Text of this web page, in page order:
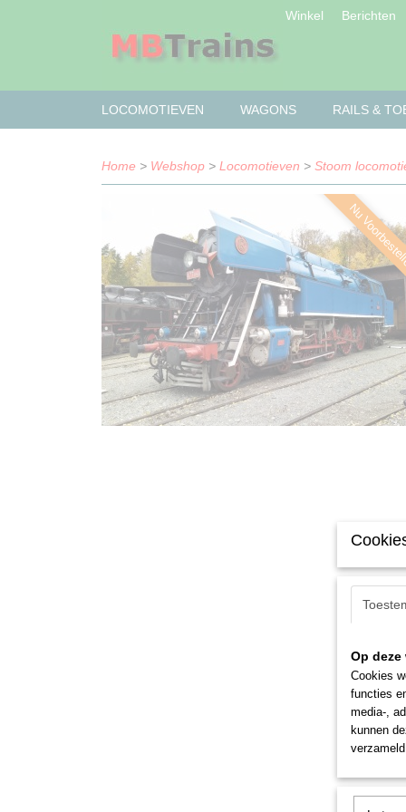
Winkel Berichten
LOCOMOTIEVEN WAGONS RAILS &
Home > Webshop > Locomotieven > Stoom
Nu
Op
Cookies
functies
media-,
kunnen